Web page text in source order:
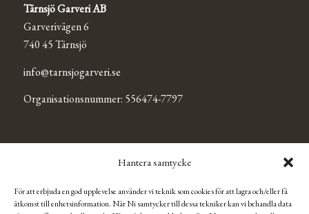
Hantera samtycke
För att erbjuda en god upplevelse använder vi teknik som cookies för att lagra och/eller få
åtkomst till enhetsinformation. När Ni samtycker till dessa tekniker kan vi behandla data
Tärnsjö Garveri AB
Garverivägen 6
740 45 Tärnsjö
info@tarnsjogarveri.se
Organisationsnummer: 556474-7797
aktuella öppettider.